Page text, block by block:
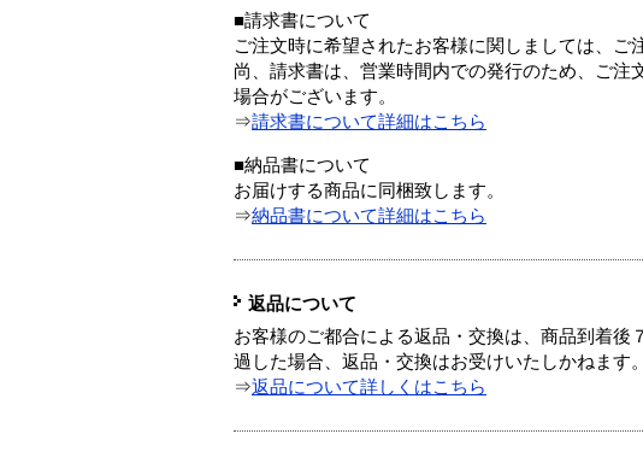
■請求書について
ご注文時に希望されたお客様に関しましては、ご
尚、請求書は、営業時間内での発行のため、ご
場合がございます。
⇒請求書について詳細はこちら
■納品書について
お届けする商品に同梱致します。
⇒納品書について詳細はこちら
返品について
お客様のご都合による返品・交換は、商品到着
過した場合、返品・交換はお受けいたしかねます。
⇒返品について詳しくはこちら